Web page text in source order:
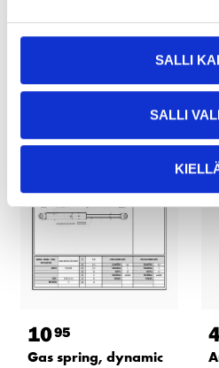
SALLI
SALLI
Other
1095
Gas spring, dynamic